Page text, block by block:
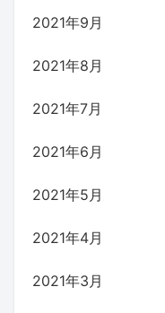
2021年9月
2021年8月
2021年7月
2021年6月
2021年5月
2021年4月
2021年3月